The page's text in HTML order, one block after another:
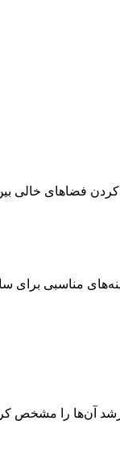
کردن فضاهای خالی
مناسبی
آن‌ها را مشخص کرد.